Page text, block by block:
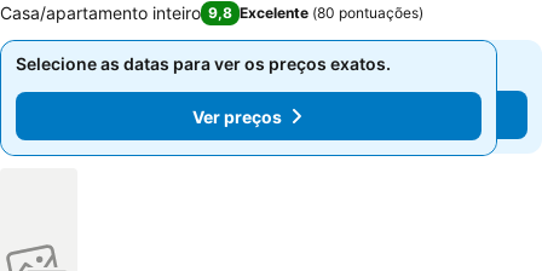
Casa/apartamento inteiro 9,8 Excelente (80 pontuações)
Selecione as datas para ver os preços exatos.
Ver preços
Selecione as datas para ver os preços exatos.
Ver preços